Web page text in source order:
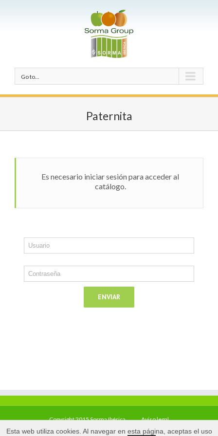
Go to...
Paternita
Es necesario iniciar sesión para acceder al
catálogo.
Copyright 2015 Sorma Ibérica Aviso legal
Esta web utiliza cookies. Al navegar en esta página, aceptas el uso